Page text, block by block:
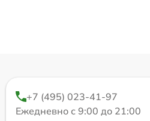
+7 (495) 023-41-97
Ежедневно с 9:00 до 21:00